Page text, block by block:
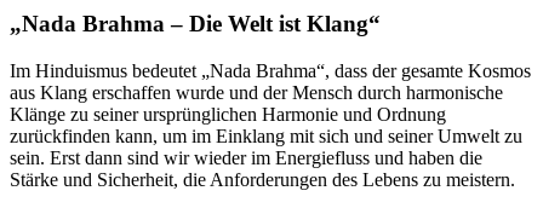
„Nada Brahma – Die Welt ist Klang“
Im Hinduismus bedeutet „Nada Brahma“, dass der gesamte Kosmos
aus Klang erschaffen wurde und der Mensch durch harmonische
Klänge zu seiner ursprünglichen Harmonie und Ordnung
zurückfinden kann, um im Einklang mit sich und seiner Umwelt zu
sein. Erst dann sind wir wieder im Energiefluss und haben die
Stärke und Sicherheit, die Anforderungen des Lebens zu meistern.